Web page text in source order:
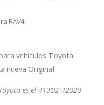
RAV4
vehículos Toyota
nueva Original.
es el 41302-42020